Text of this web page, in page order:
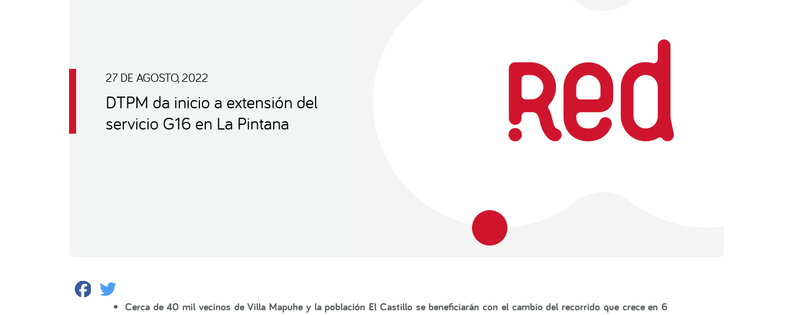
27 DE AGOSTO, 2022
DTPM da inicio a extensión del
servicio G16 en La Pintana
Facebook
Cerca de 40 mil vecinos de Villa Mapuhe y la población El Castillo se beneficiarán con el cambio del recorrido que crece en 6